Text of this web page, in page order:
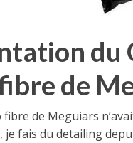
du
de
de Meguiars
je fais du detailing